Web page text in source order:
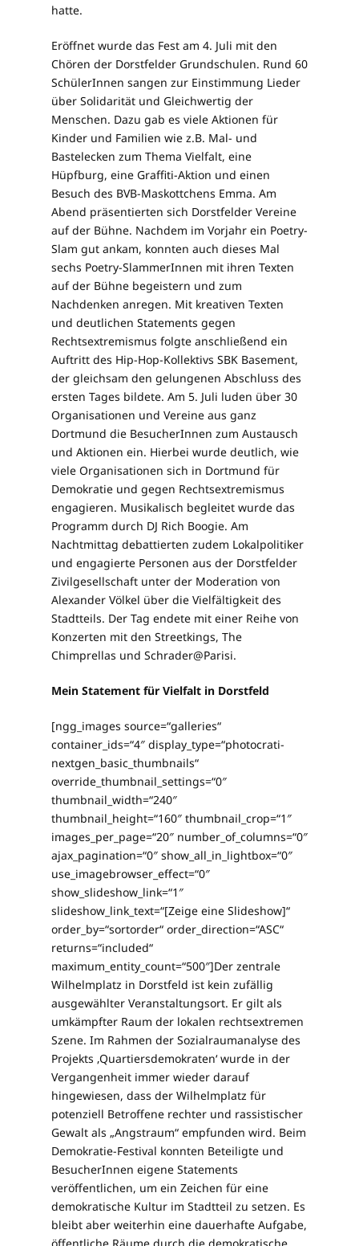
hatte.
Eröffnet wurde das Fest am 4. Juli mit den
Chören der Dorstfelder Grundschulen. Rund 60
SchülerInnen sangen zur Einstimmung Lieder
über Solidarität und Gleichwertig der
Menschen. Dazu gab es viele Aktionen für
Kinder und Familien wie z.B. Mal- und
Bastelecken zum Thema Vielfalt, eine
Hüpfburg, eine Graffiti-Aktion und einen
Besuch des BVB-Maskottchens Emma. Am
Abend präsentierten sich Dorstfelder Vereine
auf der Bühne. Nachdem im Vorjahr ein Poetry-
Slam gut ankam, konnten auch dieses Mal
sechs Poetry-SlammerInnen mit ihren Texten
auf der Bühne begeistern und zum
Nachdenken anregen. Mit kreativen Texten
und deutlichen Statements gegen
Rechtsextremismus folgte anschließend ein
Auftritt des Hip-Hop-Kollektivs SBK Basement,
der gleichsam den gelungenen Abschluss des
ersten Tages bildete. Am 5. Juli luden über 30
Organisationen und Vereine aus ganz
Dortmund die BesucherInnen zum Austausch
und Aktionen ein. Hierbei wurde deutlich, wie
viele Organisationen sich in Dortmund für
Demokratie und gegen Rechtsextremismus
engagieren. Musikalisch begleitet wurde das
Programm durch DJ Rich Boogie. Am
Nachtmittag debattierten zudem Lokalpolitiker
und engagierte Personen aus der Dorstfelder
Zivilgesellschaft unter der Moderation von
Alexander Völkel über die Vielfältigkeit des
Stadtteils. Der Tag endete mit einer Reihe von
Konzerten mit den Streetkings, The
Chimprellas und Schrader@Parisi.
Mein Statement für Vielfalt in Dorstfeld
[ngg_images source=“galleries“
container_ids=“4″ display_type=“photocrati-
nextgen_basic_thumbnails“
override_thumbnail_settings=“0″
thumbnail_width=“240″
thumbnail_height=“160″ thumbnail_crop=“1″
images_per_page=“20″ number_of_columns=“0″
ajax_pagination=“0″ show_all_in_lightbox=“0″
use_imagebrowser_effect=“0″
show_slideshow_link=“1″
slideshow_link_text=“[Zeige eine Slideshow]“
order_by=“sortorder“ order_direction=“ASC“
returns=“included“
maximum_entity_count=“500″]Der zentrale
Wilhelmplatz in Dorstfeld ist kein zufällig
ausgewählter Veranstaltungsort. Er gilt als
umkämpfter Raum der lokalen rechtsextremen
Szene. Im Rahmen der Sozialraumanalyse des
Projekts ‚Quartiersdemokraten‘ wurde in der
Vergangenheit immer wieder darauf
hingewiesen, dass der Wilhelmplatz für
potenziell Betroffene rechter und rassistischer
Gewalt als „Angstraum“ empfunden wird. Beim
Demokratie-Festival konnten Beteiligte und
BesucherInnen eigene Statements
veröffentlichen, um ein Zeichen für eine
demokratische Kultur im Stadtteil zu setzen. Es
bleibt aber weiterhin eine dauerhafte Aufgabe,